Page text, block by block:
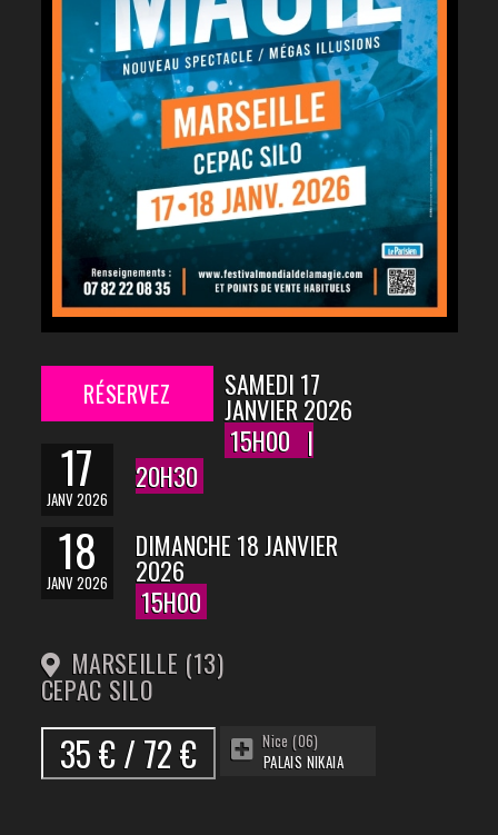
RÉSERVEZ
17
JANV 2026
SAMEDI 17
JANVIER 2026
15H00 |
20H30
18
JANV 2026
DIMANCHE 18 JANVIER
2026
15H00
MARSEILLE (13)
CEPAC SILO
35 € / 72 €
Nice (06)
PALAIS NIKAIA